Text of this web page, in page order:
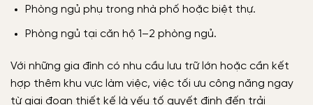
Phòng ngủ phụ trong nhà phố hoặc biệt thự.
Phòng ngủ tại căn hộ 1–2 phòng ngủ.
Với những gia đình có nhu cầu lưu trữ lớn hoặc cần kết
hợp thêm khu vực làm việc, việc tối ưu công năng ngay
từ giai đoạn thiết kế là yếu tố quyết định đến trải